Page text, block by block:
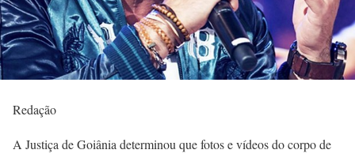
Redação
A Justiça de Goiânia determinou que fotos e vídeos do corpo de